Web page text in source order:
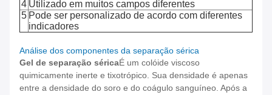
4 Utilizado em muitos campos diferentes
5 Pode ser personalizado de acordo com diferentes
indicadores
Análise dos componentes da separação sérica
Gel de separação séricaÉ um colóide viscoso
quimicamente inerte e tixotrópico. Sua densidade é apenas
entre a densidade do soro e do coágulo sanguíneo. Após a